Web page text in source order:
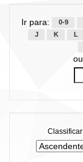
Ir para: 0-9
J
K L